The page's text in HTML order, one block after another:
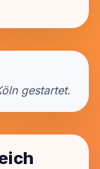
gestartet.